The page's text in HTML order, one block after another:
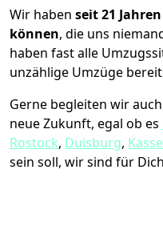
Wir haben seit21
können, die uns
haben fast alle
unzählige Umzüge
Gerne begleiten wir
neue Zukunft, egal ob es
Rostock, Duisburg,
sein soll, wir sind für